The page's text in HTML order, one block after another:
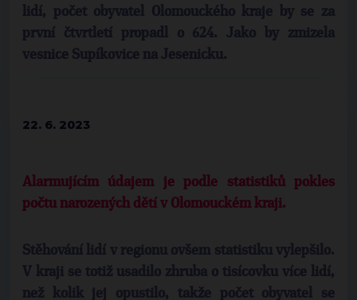
lidí, počet obyvatel Olomouckého kraje by se za
první čtvrtletí propadl o 624. Jako by zmizela
vesnice Supíkovice na Jesenicku.
22. 6. 2023
Alarmujícím údajem je podle statistiků pokles
počtu narozených dětí v Olomouckém kraji.
Stěhování lidí v regionu ovšem statistiku vylepšilo.
V kraji se totiž usadilo zhruba o tisícovku více lidí,
než kolik jej opustilo, takže počet obyvatel se